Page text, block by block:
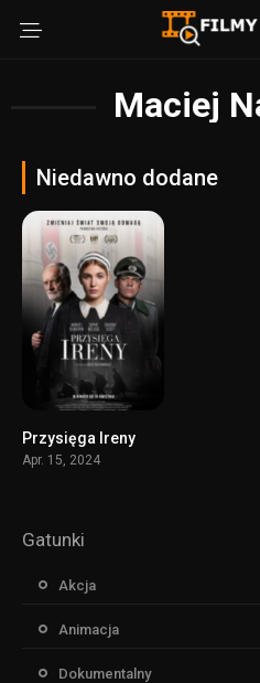
Maciej
Niedawno dodane
Przysięga Ireny
Apr. 15, 2024
Gatunki
Akcja
Animacja
Dokumentalny